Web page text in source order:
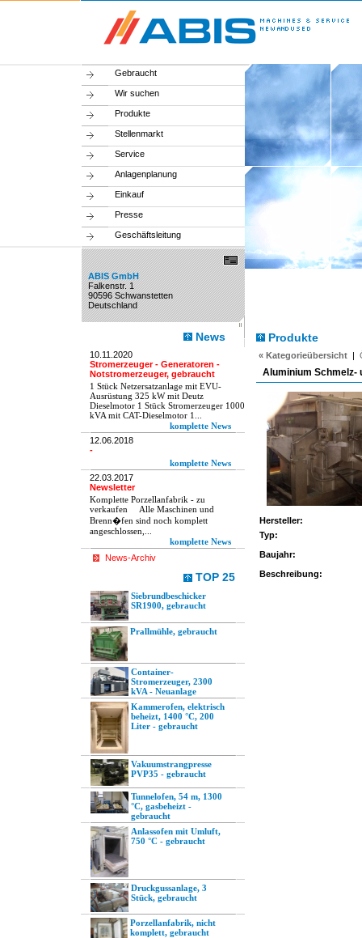
Gebraucht
Wir suchen
Produkte
Stellenmarkt
Service
Anlagenplanung
Einkauf
Presse
Geschäftsleitung
ABIS GmbH
Falkenstr. 1
90596 Schwanstetten
Deutschland
News
10.11.2020
Stromerzeuger - Generatoren -
Notstromerzeuger, gebraucht
1 Stück Netzersatzanlage mit EVU-
Ausrüstung 325 kW mit Deutz
Dieselmotor 1 Stück Stromerzeuger 1000
kVA mit CAT-Dieselmotor 1...
komplette News
12.06.2018
-
komplette News
22.03.2017
Newsletter
Komplette Porzellanfabrik - zu
verkaufen Alle Maschinen und
Brenn�fen sind noch komplett
angeschlossen,...
komplette News
News-Archiv
TOP 25
Siebrundbeschicker
SR1900, gebraucht
Prallmühle, gebraucht
Container-
Stromerzeuger, 2300
kVA - Neuanlage
Kammerofen, elektrisch
beheizt, 1400 °C, 200
Liter - gebraucht
Vakuumstrangpresse
PVP35 - gebraucht
Tunnelofen, 54 m, 1300
°C, gasbeheizt -
gebraucht
Anlassofen mit Umluft,
750 °C - gebraucht
Druckgussanlage, 3
Stück, gebraucht
Porzellanfabrik, nicht
komplett, gebraucht
Produkte
« Kategorieübersicht |
Aluminium Schmelz-
Hersteller:
Typ:
Baujahr:
Beschreibung: